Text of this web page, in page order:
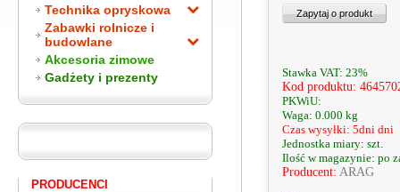
Technika opryskowa
Zabawki rolnicze i
budowlane
Akcesoria zimowe
Gadżety i prezenty
PRODUCENCI
Stawka VAT: 23%
Kod produktu:
PKWiU:
Waga: 0.000 kg
Czas wysyłki: 5dni dni
Jednostka miary: szt.
Ilość w magazynie: po
Producent: ARAG